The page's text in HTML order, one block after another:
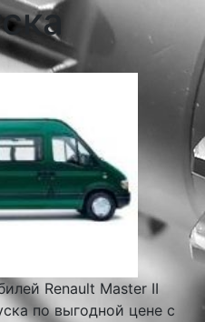
Renault Master II
по выгодной цене с